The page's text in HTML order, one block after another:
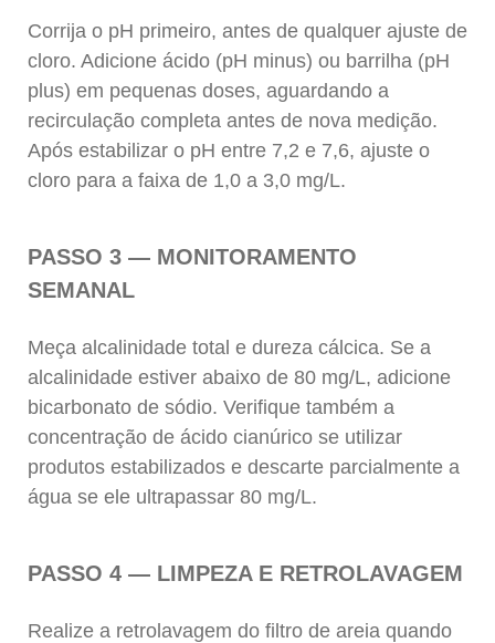
Corrija o pH primeiro, antes de qualquer ajuste de
cloro. Adicione ácido (pH minus) ou barrilha (pH
plus) em pequenas doses, aguardando a
recirculação completa antes de nova medição.
Após estabilizar o pH entre 7,2 e 7,6, ajuste o
cloro para a faixa de 1,0 a 3,0 mg/L.
PASSO 3 — MONITORAMENTO
SEMANAL
Meça alcalinidade total e dureza cálcica. Se a
alcalinidade estiver abaixo de 80 mg/L, adicione
bicarbonato de sódio. Verifique também a
concentração de ácido cianúrico se utilizar
produtos estabilizados e descarte parcialmente a
água se ele ultrapassar 80 mg/L.
PASSO 4 — LIMPEZA E RETROLAVAGEM
Realize a retrolavagem do filtro de areia quando